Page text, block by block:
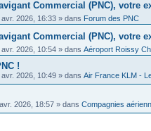
Commercial (PNC), votre
2026, 16:33 » dans Forum des PNC
Commercial (PNC), votre
2026, 10:54 » dans Aéroport Roissy
!
2026, 10:49 » dans Air France KLM -
2026, 18:57 » dans Compagnies